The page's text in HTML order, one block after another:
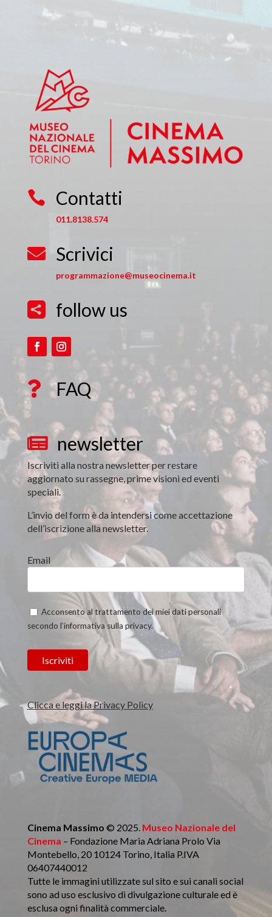
 Contatti
011.8138.574
 Scrivici
programmazione@museocinema.it
 follow us
 FAQ
 newsletter
Iscriviti alla nostra newsletter per restare
aggiornato su rassegne, prime visioni ed eventi
speciali.
L’invio del form è da intendersi come accettazione
dell’iscrizione alla newsletter.
Email
Acconsento al trattamento dei miei dati personali
secondo l’informativa sulla privacy.
Clicca e leggi la Privacy Policy
Cinema Massimo © 2025. Museo Nazionale del
Cinema – Fondazione Maria Adriana Prolo Via
Montebello, 20 10124 Torino, Italia P.IVA
06407440012
Tutte le immagini utilizzate sul sito e sui canali social
sono ad uso esclusivo di divulgazione culturale ed è
esclusa ogni finalità commerciale.